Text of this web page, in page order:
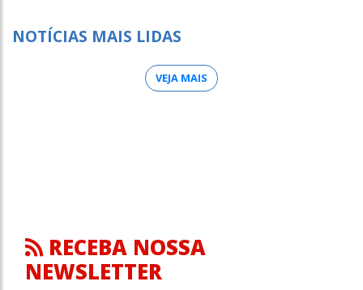
NOTÍCIAS MAIS LIDAS
VEJA MAIS
RECEBA NOSSA
NEWSLETTER